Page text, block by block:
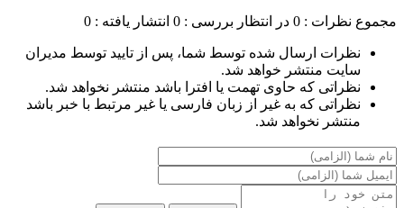
مجموع نظرات : 0 در انتظار بررسی : 0 انتشار یافته : 0
نظرات ارسال شده توسط شما، پس از تایید توسط مدیران
سایت منتشر خواهد شد.
نظراتی که حاوی تهمت یا افترا باشد منتشر نخواهد شد.
نظراتی که به غیر از زبان فارسی یا غیر مرتبط با خبر باشد
منتشر نخواهد شد.